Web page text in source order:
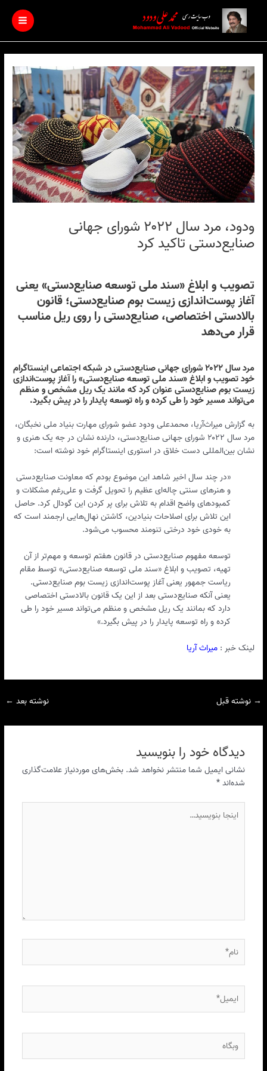
Main
ودود، مرد سال ۲۰۲۲ شورای جهانی
صنایع‌دستی تاکید کرد
تصویب و ابلاغ «سند ملی توسعه صنایع‌دستی» یعنی
آغاز پوست‌اندازی زیست بوم صنایع‌دستی؛ قانون
بالادستی اختصاصی، صنایع‌دستی را روی ریل مناسب
قرار می‌دهد
مرد سال ۲۰۲۲ شورای جهانی صنایع‌دستی در شبکه اجتماعی اینستاگرام
خود تصویب و ابلاغ «سند ملی توسعه صنایع‌دستی» را آغاز پوست‌اندازی
زیست بوم صنایع‌دستی عنوان کرد که مانند یک ریل مشخص و منظم
می‌تواند مسیر خود را طی کرده و راه توسعه پایدار را در پیش بگیرد.
به گزارش میراث‌آریا، محمدعلی ودود عضو شورای مهارت بنیاد ملی نخبگان،
مرد سال ۲۰۲۲ شورای جهانی صنایع‌دستی، دارنده نشان در جه یک هنری و
نشان بین‌المللی دست خلاق در استوری اینستاگرام خود نوشته است:
«در چند سال اخیر شاهد این موضوع بودم که معاونت صنایع‌دستی
و هنرهای سنتی چاله‌ای عظیم را تحویل گرفت و علی‌رغم مشکلات و
کمبودهای واضح اقدام به تلاش‌ برای پر کردن این گودال کرد. حاصل
این تلاش برای اصلاحات بنیادین، کاشتن نهال‌هایی ارجمند است که
به خودی خود درختی تنومند محسوب می‌شود.
توسعه مفهوم صنایع‌دستی در قانون هفتم توسعه و مهم‌تر از آن
تهیه، تصویب و ابلاغ «سند ملی توسعه صنایع‌دستی» توسط مقام
ریاست جمهور یعنی آغاز پوست‌اندازی زیست بوم صنایع‌دستی.
یعنی آنکه صنایع‌دستی بعد از این یک قانون بالادستی اختصاصی
دارد که بمانند یک ریل مشخص و منظم می‌تواند مسیر خود را طی
کرده و راه توسعه پایدار را در پیش بگیرد.»
لینک خبر :میراث آریا
→ نوشته قبل نوشته بعد ←
دیدگاه‌ خود را بنویسید
نشانی ایمیل شما منتشر نخواهد شد. بخش‌های موردنیاز علامت‌گذاری
شده‌اند*
بنویسید…
وبگاه